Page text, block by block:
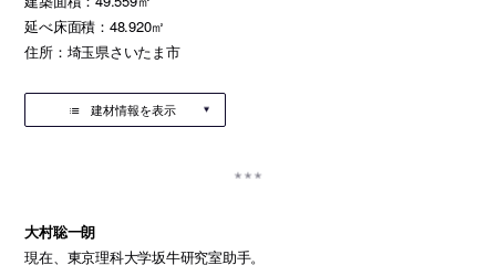
延べ床面積：48.920㎡
住所：埼玉県さいたま市
建材情報を表示
大村聡一朗
現在、東京理科大学坂牛研究室助手。